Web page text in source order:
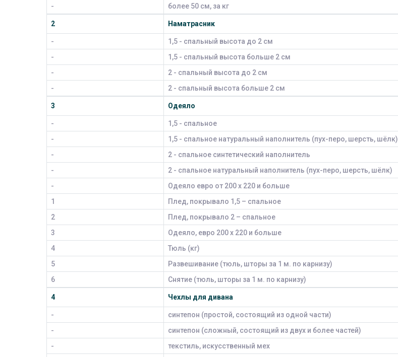
-
более 50 см, за кг
2 Наматрасник
- 1,5 - спальный высота до 2 см
-
1,5 - спальный высота больше 2 см
-
2 - спальный высота до 2 см
-
2 - спальный высота больше 2 см
3 Одеяло
- 1,5 - спальное
-
1,5 - спальное натуральный наполнитель (пух-перо, шерсть, шёлк)
-
2 - спальное синтетический наполнитель
-
2 - спальное натуральный наполнитель (пух-перо, шерсть, шёлк)
-
Одеяло евро от 200 х 220 и больше
1
Плед, покрывало 1,5 – спальное
2
Плед, покрывало 2 – спальное
3
Одеяло, евро 200 х 220 и больше
4
Тюль (кг)
5
Развешивание (тюль, шторы за 1 м. по карнизу)
6
Снятие (тюль, шторы за 1 м. по карнизу)
4 Чехлы для дивана
- синтепон (простой, состоящий из одной части)
-
синтепон (сложный, состоящий из двух и более частей)
-
текстиль, искусственный мех